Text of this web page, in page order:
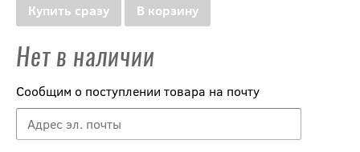
Купить сразу В корзину
Нет в наличии
Сообщим о поступлении товара на почту